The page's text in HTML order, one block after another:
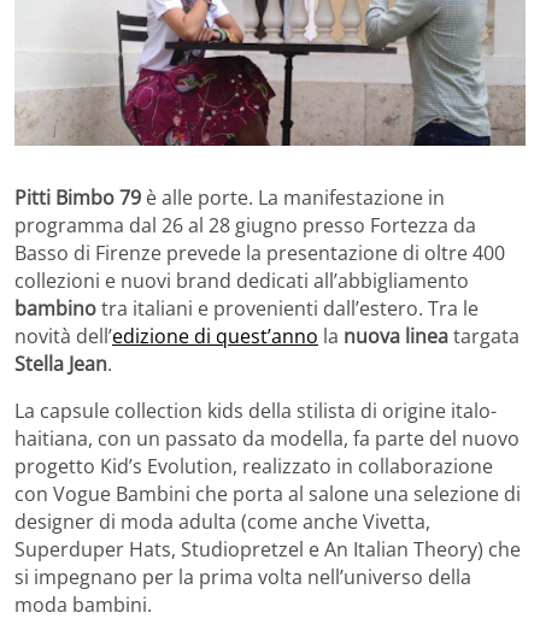
Pitti Bimbo 79 è alle porte. La manifestazione in
programma dal 26 al 28 giugno presso Fortezza da
Basso di Firenze prevede la presentazione di oltre 400
collezioni e nuovi brand dedicati all’abbigliamento
bambinotra italiani e provenienti dall’estero. Tra le
novità dell’edizione di quest’anno la nuova lineatargata
Stella Jean.
La capsule collection kids della stilista di origine italo-
haitiana, con un passato da modella, fa parte del nuovo
progetto Kid’s Evolution, realizzato in collaborazione
con Vogue Bambini che porta al salone una selezione di
designer di moda adulta (come anche Vivetta,
Superduper Hats, Studiopretzel e An Italian Theory) che
si impegnano per la prima volta nell’universo della
moda bambini.